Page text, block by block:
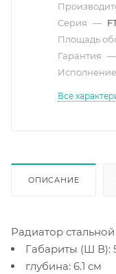
Серия —
Площадь
Гарантия —
Исполнение
Все
ОПИСАНИЕ
Радиатор стальной
Габариты (Ш В):
глубина: 6.1 см